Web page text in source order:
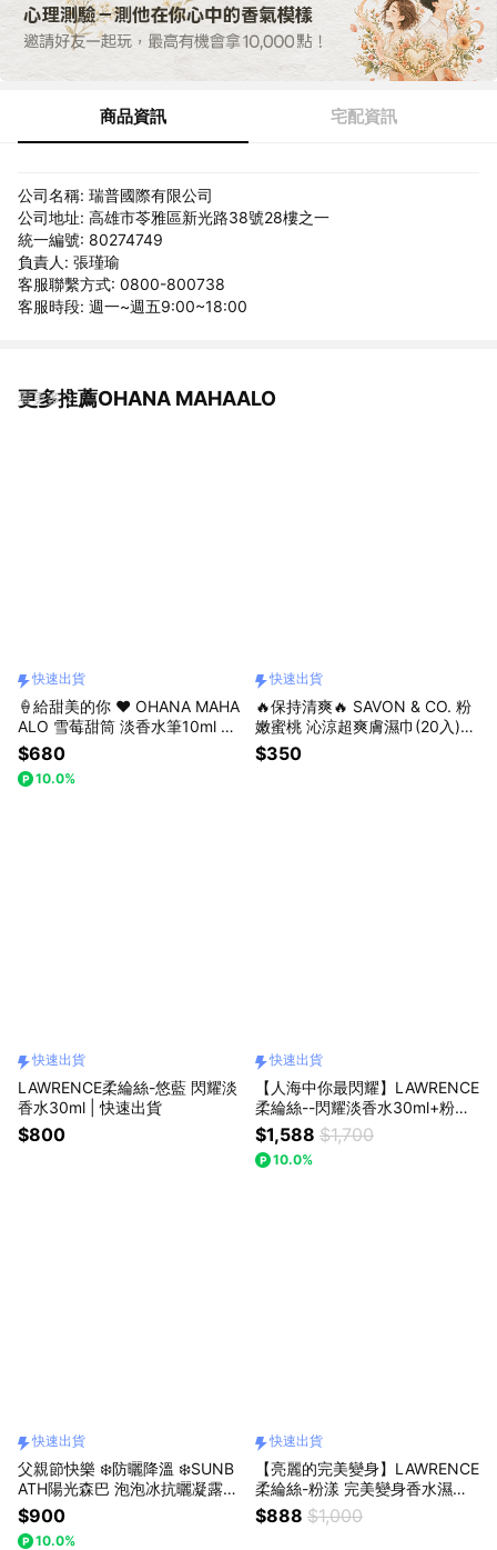
商品資訊 宅配資訊
公司名稱: 瑞普國際有限公司
公司地址: 高雄市苓雅區新光路38號28樓之一
統一編號: 80274749
負責人: 張瑾瑜
客服聯繫方式: 0800-800738
客服時段: 週一~週五9:00~18:00
更多推薦OHANA MAHAALO
看更多
快速出貨
🍦給甜美的你 ❤️ OHANA MAHA
ALO 雪莓甜筒 淡香水筆10ml 快
速出貨
$680
10.0%
快速出貨
🔥保持清爽🔥 SAVON & CO. 粉
嫩蜜桃 沁涼超爽膚濕巾(20入)🚀
快速出貨
$350
快速出貨
LAWRENCE柔綸絲-悠藍 閃耀淡
香水30ml | 快速出貨
$800
快速出貨
【人海中你最閃耀】LAWRENCE
柔綸絲--閃耀淡香水30ml+粉耀
眼亮肌精華110ml+粉紅禮物盒
(小) 🚀快速出貨
$1,588 $1,700
10.0%
快速出貨
父親節快樂 ❄️防曬降溫 ❄️SUNB
ATH陽光森巴 泡泡冰抗曬凝露8
0g 🚀快速出貨
$900
10.0%
快速出貨
【亮麗的完美變身】LAWRENCE
柔綸絲-粉漾 完美變身香水濕巾
+完美變身美指精華油吊飾+粉紅
禮物盒(大) ⚡快速出貨🚀
$888 $1,000